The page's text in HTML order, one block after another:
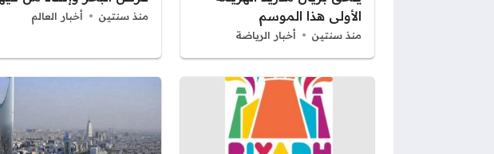
الأولى هذا الموسم
منذ سنتين أخبار الرياضة
منذ سنتين أخبار العالم